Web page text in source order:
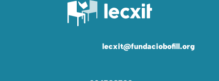
lecxit@fundaciobofill.org